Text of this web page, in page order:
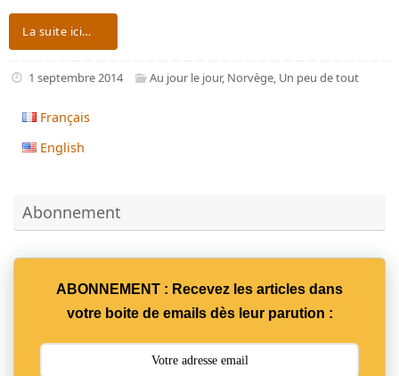
La suite ici…
1 septembre 2014 Au jour le jour, Norvège, Un peu de tout
Français
English
Abonnement
ABONNEMENT : Recevez les articles dans
votre boite de emails dès leur parution :